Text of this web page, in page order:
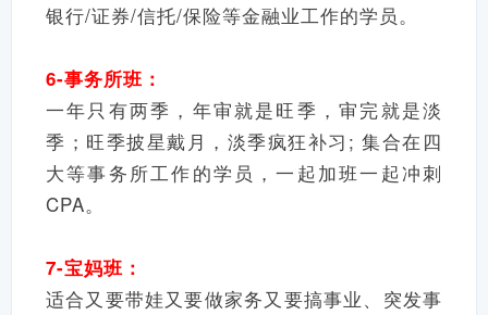
银行/证券/信托/保险等金融业工作的学员。
6-事务所班：
一年只有两季，年审就是旺季，审完就是淡
季；旺季披星戴月，淡季疯狂补习; 集合在四
大等事务所工作的学员，一起加班一起冲刺
CPA。
7-宝妈班：
适合又要带娃又要做家务又要搞事业、突发事